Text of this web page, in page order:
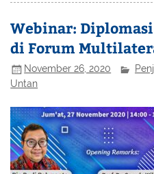
Webinar:
di Forum
November 26, 2020
Untan